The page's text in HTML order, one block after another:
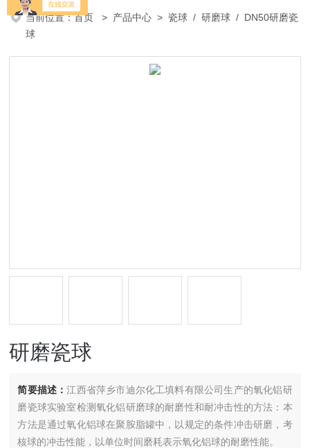
当前位置：首页 > 产品中心 >瓷球 /研磨球 / DN50研磨瓷
球
研磨瓷球
简要描述：江西省萍乡市迪尔化工填料有限公司生产的氧化铝研
磨瓷球实验室检测氧化铝研磨球的耐磨性和耐冲击性的方法：本
方法是通过氧化铝球在聚胺脂罐中，以规定的条件冲击研磨，考
核球的冲击性能，以单位时间磨耗表示氧化铝球的耐磨性能。